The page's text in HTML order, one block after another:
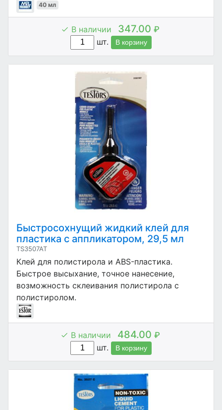
40 мл
В наличии 347.00 ₽
шт.
В корзину
Быстросохнущий жидкий клей для
пластика с аппликатором, 29,5 мл
TS3507AT
Клей для полистирола и ABS-пластика.
Быстрое высыхание, точное нанесение,
возможность склеивания полистирола с
полистиролом.
В наличии 484.00 ₽
шт.
В корзину